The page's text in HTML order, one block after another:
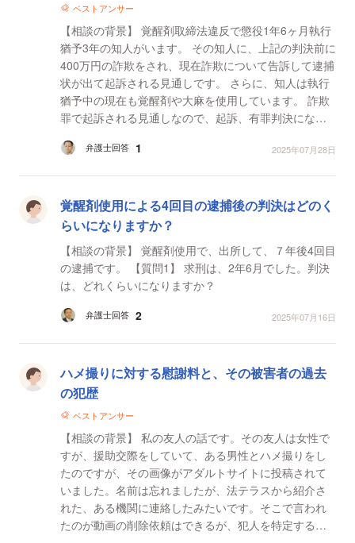
ベストアンサー
【相談の背景】 覚醒剤取締法違反で懲役1年6ヶ月執行
猶予3年の知人がいます。 その知人に、上記の判決前に
400万円の詐欺をされ、現在詐欺について告訴して逮捕
状が出て起訴される見通しです。 さらに、知人は執行
猶予中の現在も覚醒剤や大麻を使用しています。 詐欺
罪で起訴される見通しなので、起訴、有罪判決になっ
弁護士回答 1 2025年07月28日
覚醒剤使用による4回目の逮捕後の判決はどのく
らいになりますか？
【相談の背景】 覚醒剤使用で、出所して、７年後4回目
の逮捕です。 【質問1】 求刑は、2年6月でした。判決
は、どれくらいになりますか？
弁護士回答 2 2025年07月16日
ハメ撮りに対する慰謝料と、その被害者の過去
の犯歴
ベストアンサー
【相談の背景】 私の友人の話です。その友人は女性で
すが、援助交際をしていて、ある男性とハメ撮りをし
たのですが、その画像がアダルトサイトに投稿されて
いました。名前は忘れましたが、法テラスから紹介さ
れた、ある機関に連絡したみたいです。そこで言われ
たのが動画の削除依頼はできるが、犯人を特定する為